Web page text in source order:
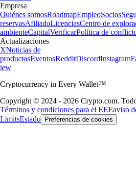
Empresa
Quiénes somosRoadmapEmpleoSocios
reservasAfiliadoLicenciasCentro de
ambienteCapitalVerificarPolítica de
Actualizaciones
XNoticias de
productosEventosRedditDiscordInstagram
iew
Cryptocurrency in Every Wallet™
Copyright © 2024 - 2026 Crypto.com.
Términos y condiciones para el EEEaviso
LimitsEstado Preferencias de cookies